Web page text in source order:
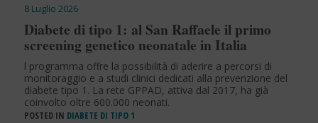
8 Luglio 2026
Diabete di tipo 1: al San Raffaele il primo
screening genetico neonatale in Italia
l programma offre la possibilità di aderire a percorsi di
monitoraggio e a studi clinici dedicati alla prevenzione del
diabete tipo 1. La rete GPPAD, attiva dal 2017, ha già
coinvolto oltre 600.000 neonati.
POSTED IN DIABETE DI TIPO 1